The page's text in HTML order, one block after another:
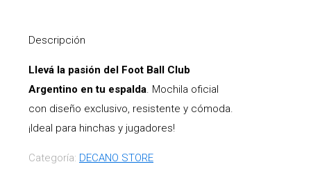
Descripción
Llevá la pasión del Foot Ball Club
Argentino en tu espalda. Mochila oficial
con diseño exclusivo, resistente y cómoda.
¡Ideal para hinchas y jugadores!
Categoría: DECANO STORE